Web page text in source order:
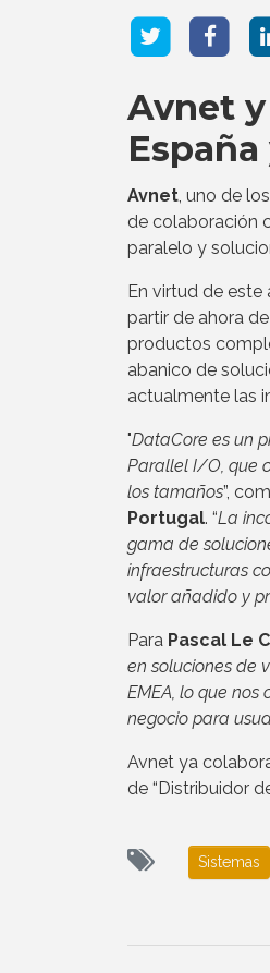
Avnet
Avnet , uno de
de colaboración
paralelo y
En virtud de este
partir de ahora
productos
abanico de
actualmente las
"DataCore es un
Parallel I/O, que
los tamaños”,
Portugal. “La
gama de
infraestructuras
valor añadido y
Para Pascal Le
en soluciones de
EMEA, lo que
negocio para
Avnet ya
de “Distribuidor
Sistemas